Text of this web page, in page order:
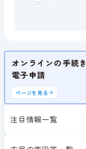
オンラインの手続き
電子申請
ページを見る
注目情報一覧